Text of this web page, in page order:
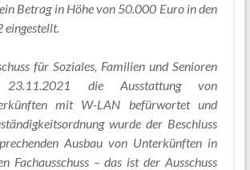
Betrag in Höhe von 50.000 Euro in den
eingestellt.
für Soziales, Familien und Senioren
die Ausstattung von
mit W-LAN befürwortet und
wurde der Beschluss
Ausbau von Unterkünften in
Fachausschuss – das ist der Ausschuss